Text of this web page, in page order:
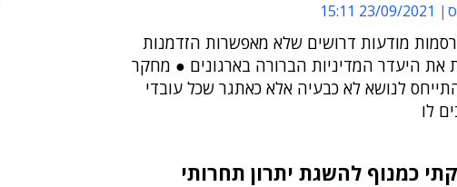
23/09/2021 15:11
מודעות דרושים שלא מאפשרות הזדמנות
את היעדר המדיניות הברורה בארגונים ● מחקר
לנושא לא כבעיה אלא כאתגר שכל עובדי
לו
כמנוף להשגת יתרון תחרותי